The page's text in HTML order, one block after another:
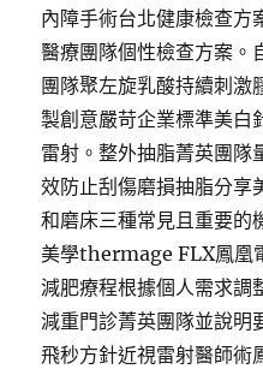
內障手術台北健康檢查方
醫療團隊個性檢查方案。
團隊聚左旋乳酸持續刺激
製創意嚴苛企業標準美白
雷射。整外抽脂菁英團隊
效防止刮傷磨損抽脂分享
和磨床三種常見且重要的
美學thermage FLX鳳凰
減肥療程根據個人需求調
減重門診菁英團隊並說明
飛秒方針近視雷射醫師術